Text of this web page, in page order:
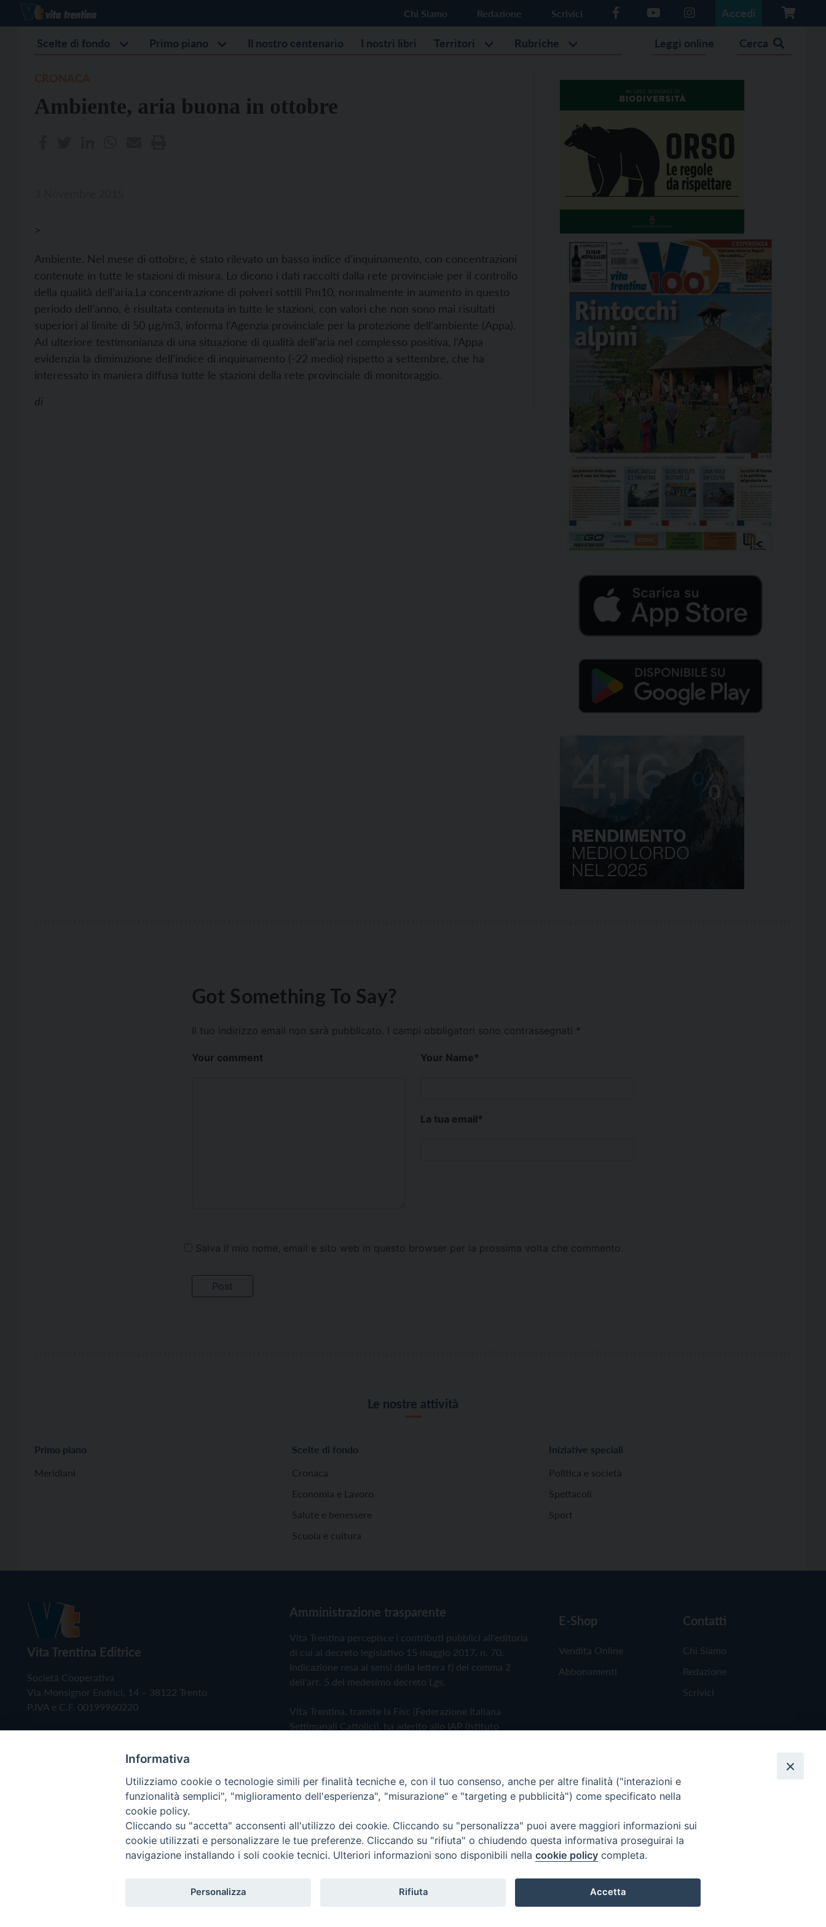
Chi Siamo Redazione Scrivici Accedi
Scelte di fondo Primo piano Il nostro centenario I nostri libri Territori Rubriche Leggi online Cerca
Ambiente, aria buona in ottobre
>
Ambiente. Nel mese di ottobre, è stato rilevato un basso indice d’inquinamento, con concentrazioni
contenute in tutte le stazioni di misura. Lo dicono i dati raccolti dalla rete provinciale per il controllo
della qualità dell’aria.La concentrazione di polveri sottili Pm10, normalmente in aumento in questo
periodo dell’anno, è risultata contenuta in tutte le stazioni, con valori che non sono mai risultati
superiori al limite di 50 μg/m3, informa l’Agenzia provinciale per la protezione dell’ambiente (Appa).
Ad ulteriore testimonianza di una situazione di qualità dell’aria nel complesso positiva, l’Appa
evidenzia la diminuzione dell’indice di inquinamento (-22 medio) rispetto a settembre, che ha
interessato in maniera diffusa tutte le stazioni della rete provinciale di monitoraggio.
di
Got Something To Say?
Il tuo indirizzo email non sarà pubblicato. I campi obbligatori sono contrassegnati *
Your comment Your Name*
La tua email*
Salva il mio nome, email e sito web in questo browser per la prossima volta che commento.
Le nostre attività
Primo piano
Meridiani
Scelte di fondo
Cronaca
Economia e Lavoro
Salute e benessere
Scuola e cultura
Iniziative speciali
Politica e società
Spettacoli
Sport
Vita Trentina Editrice
Società Cooperativa
Via Monsignor Endrici, 14 – 38122 Trento
P.IVA e C.F. 00199960220
Amministrazione trasparente
Vita Trentina percepisce i contributi pubblici all'editoria
di cui al decreto legislativo 15 maggio 2017, n. 70.
Indicazione resa ai sensi della lettera f) del comma 2
dell'art. 5 del medesimo decreto Lgs.
Vita Trentina, tramite la Fisc (Federazione Italiana
Settimanali Cattolici), ha aderito allo IAP (Istituto
Privacy Policy Cookie Policy
E-Shop
Vendita Online
Abbonamenti
Contatti
Chi Siamo
Redazione
Scrivici
Copyright © 2019 - Tutti i diritti riservati - Vita Trentina Editrice
Informativa
Utilizziamo cookie o tecnologie simili per finalità tecniche e, con il tuo consenso, anche per altre finalità ("interazioni e
funzionalità semplici", "miglioramento dell'esperienza", "misurazione" e "targeting e pubblicità") come specificato nella
cookie policy.
Cliccando su "accetta" acconsenti all'utilizzo dei cookie. Cliccando su "personalizza" puoi avere maggiori informazioni sui
cookie utilizzati e personalizzare le tue preferenze. Cliccando su "rifiuta" o chiudendo questa informativa proseguirai la
navigazione installando i soli cookie tecnici. Ulteriori informazioni sono disponibili nella cookie policy completa.
Personalizza Rifiuta Accetta